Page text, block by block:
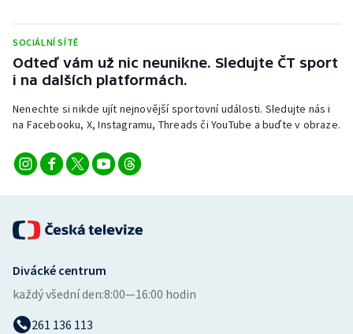
SOCIÁLNÍ SÍTĚ
Odteď vám už nic neunikne. Sledujte ČT sport
i na dalších platformách.
Nenechte si nikde ujít nejnovější sportovní události. Sledujte nás i
na Facebooku, X, Instagramu, Threads či YouTube a buďte v obraze.
Divácké centrum
každý všední den:8:00—16:00 hodin
261 136 113